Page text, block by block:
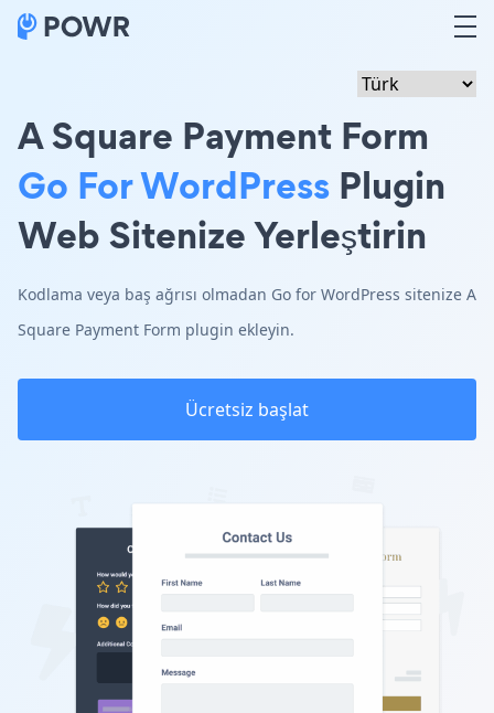
A Square Payment Form
Go For WordPress Plugin
Web Sitenize Yerleştirin
Kodlama veya baş ağrısı olmadan Go for WordPress sitenize A
Square Payment Form plugin ekleyin.
Ücretsiz başlat